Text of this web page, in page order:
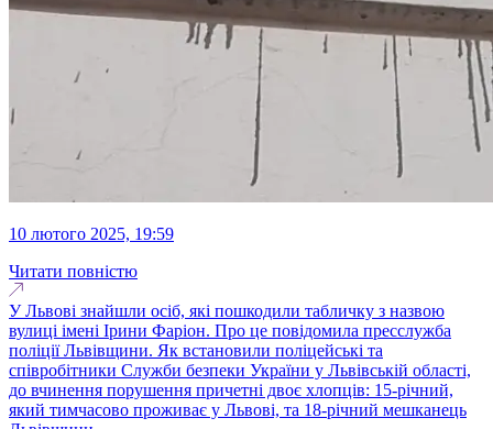
10 лютого 2025, 19:59
Читати повністю
У Львові знайшли осіб, які пошкодили табличку з назвою
вулиці імені Ірини Фаріон. Про це повідомила пресслужба
поліції Львівщини. Як встановили поліцейські та
співробітники Служби безпеки України у Львівській області,
до вчинення порушення причетні двоє хлопців: 15-річний,
який тимчасово проживає у Львові, та 18-річний мешканець